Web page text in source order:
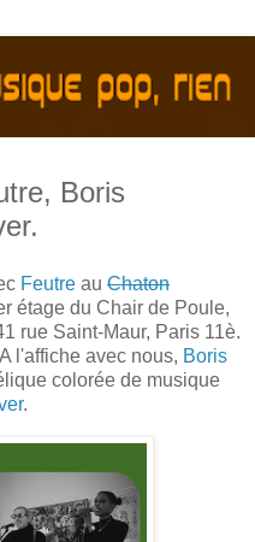
Boris
Feutre au Chaton
étage du Chair de Poule,
rue Saint-Maur, Paris 11è.
l'affiche avec nous, Boris
colorée de musique
.